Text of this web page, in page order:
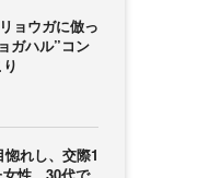
ョウガに倣っ
ガハル”コン
れし、交際1